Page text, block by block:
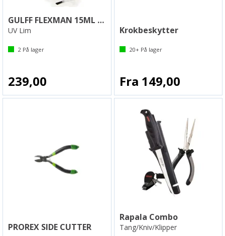
GULFF FLEXMAN 15ML CLEAR
UV Lim
2 På lager
239,00
Krokbeskytter
20+På lager
Fra 149,00
PROREX SIDE CUTTER
Rapala Combo
Tang/Kniv/Klipper